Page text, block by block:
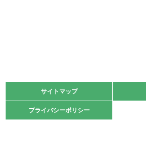
緑ケ丘体育館
2021.10.23
卓球選手権大会ラージボールの部開催☆
サイトマップ
プライバシーポリシー
サイトマップ
プライバシーポリシー